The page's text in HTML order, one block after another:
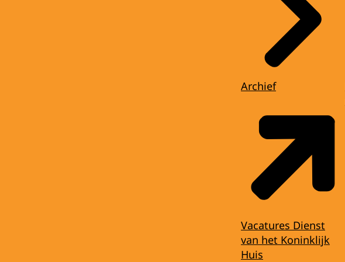
Archief
Vacatures Dienst
van het Koninklijk
Huis